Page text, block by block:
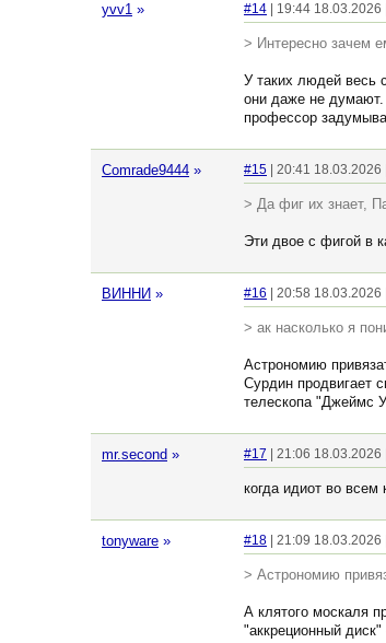
yvv1 » #14 | 19:44 18.03.2026
> Интересно зачем
У таких людей весь
они даже не думают.
профессор
Comrade9444 » #15 | 20:41 18.03.2026
> Да фиг их знает,
Эти двое с фигой в
ВИННИ » #16 | 20:58 18.03.2026
> ак насколько я
Астрономию
Сурдин продвигает
телескопа "Джеймс
mr.second » #17 | 21:06
когда идиот во всем
tonyware » #18 | 21:09 18.03.2026
> Астрономию
А клятого москаля
"аккреционный